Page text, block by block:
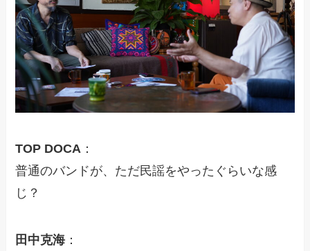
TOP DOCA ：
普通のバンドが、ただ民謡をやったぐらいな感
じ？
田中克海 ：